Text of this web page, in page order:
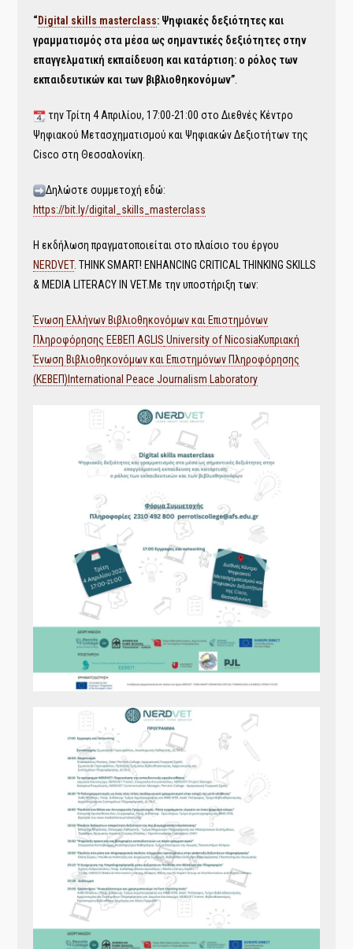
“Digital skills masterclass: Ψηφιακές δεξιότητες και
γραμματισμός στα μέσα ως σημαντικές δεξιότητες στην
επαγγελματική εκπαίδευση και κατάρτιση: ο ρόλος των
εκπαιδευτικών και των βιβλιοθηκονόμων”
την Τρίτη 4 Απριλίου, 17:00-21:00 στο Διεθνές Κέντρο
Ψηφιακού Μετασχηματισμού και Ψηφιακών Δεξιοτήτων της
Cisco στη Θεσσαλονίκη.
Δηλώστε συμμετοχή εδώ:
https://bit.ly/digital_skills_masterclass
Η εκδήλωση πραγματοποιείται στο πλαίσιο του έργου
NERDVET. THINK SMART! ENHANCING CRITICAL THINKING SKILLS
& MEDIA LITERACY IN VET.Με την υποστήριξη των:
Ένωση Ελλήνων Βιβλιοθηκονόμων και Επιστημόνων
Πληροφόρησης ΕΕΒΕΠ AGLIS University of NicosiaΚυπριακή
Ένωση Βιβλιοθηκονόμων και Επιστημόνων Πληροφόρησης
(ΚΕΒΕΠ) International Peace Journalism Laboratory